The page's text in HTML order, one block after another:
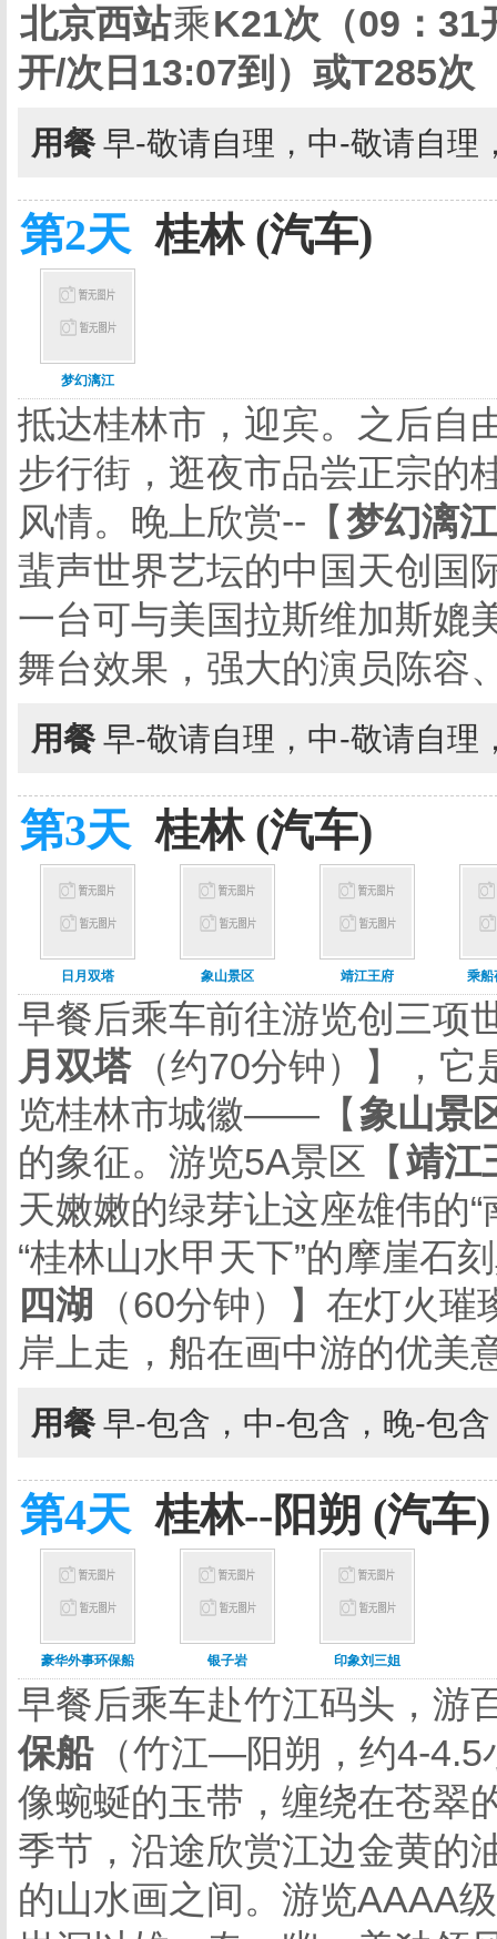
北京西站乘K21次（09 ： 31
开/次日 13:07到）或T285次
用餐 早-敬请自理，中-敬请自理
第2天 桂林 (汽车)
梦幻漓江
抵达桂林市，迎宾。之后自
步行街，逛夜市品尝正宗的
风情。晚上欣赏-- 【 梦幻漓江
蜚声世界艺坛的中国天创国
一台可与美国拉斯维加斯媲
舞台效果，强大的演员陈容
用餐 早-敬请自理，中-敬请自理
第3天 桂林 (汽车)
日月双塔 象山景区 靖江王府 乘船
早餐后乘车前往游览创三
月双塔 （约70分钟）】，
览桂林市城徽——【 象山景
的象征。游览5A景区【 靖江
天嫩嫩的绿芽让这座雄伟的
“桂林山水甲天下”的摩崖石
四湖
（60分钟）】在灯火
岸上走，船在画中游的优美
用餐 早-包含，中-包含，晚-包
第4天 桂林--阳朔 (汽车)
豪华外事环保船 银子岩 印象刘三姐
早餐后乘车赴竹江码头，游
保船 （竹江—阳朔，约4-4.5
像蜿蜒的玉带，缠绕在苍翠
季节，沿途欣赏江边金黄的
的山水画之间。游览AAAA